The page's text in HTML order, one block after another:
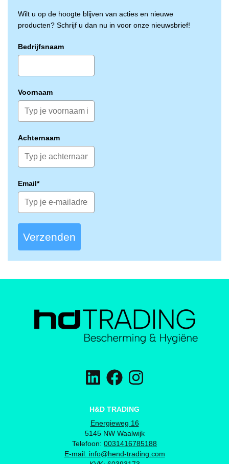
Wilt u op de hoogte blijven van acties en nieuwe
producten? Schrijf u dan nu in voor onze nieuwsbrief!
Bedrijfsnaam
Voornaam
Achternaam
Email*
Verzenden
H&D TRADING
Energieweg 16
5145 NW Waalwijk
Telefoon: 0031416785188
E-mail: info@hend-trading.com